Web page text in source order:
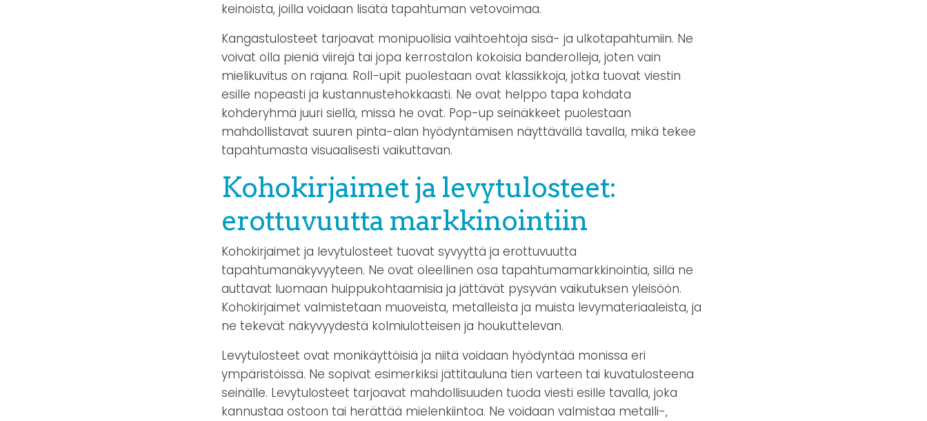
keinoista, joilla voidaan lisätä tapahtuman vetovoimaa.
Kangastulosteet tarjoavat monipuolisia vaihtoehtoja sisä- ja ulkotapahtumiin. Ne
voivat olla pieniä viirejä tai jopa kerrostalon kokoisia banderolleja, joten vain
mielikuvitus on rajana. Roll-upit puolestaan ovat klassikkoja, jotka tuovat viestin
esille nopeasti ja kustannustehokkaasti. Ne ovat helppo tapa kohdata
kohderyhmä juuri siellä, missä he ovat. Pop-up seinäkkeet puolestaan
mahdollistavat suuren pinta-alan hyödyntämisen näyttävällä tavalla, mikä tekee
tapahtumasta visuaalisesti vaikuttavan.
Kohokirjaimet ja levytulosteet:
erottuvuutta markkinointiin
Kohokirjaimet ja levytulosteet tuovat syvyyttä ja erottuvuutta
tapahtumanäkyvyyteen. Ne ovat oleellinen osa tapahtumamarkkinointia, sillä ne
auttavat luomaan huippukohtaamisia ja jättävät pysyvän vaikutuksen yleisöön.
Kohokirjaimet valmistetaan muoveista, metalleista ja muista levymateriaaleista, ja
ne tekevät näkyvyydestä kolmiulotteisen ja houkuttelevan.
Levytulosteet ovat monikäyttöisiä ja niitä voidaan hyödyntää monissa eri
ympäristöissä. Ne sopivat esimerkiksi jättitauluna tien varteen tai kuvatulosteena
seinälle. Levytulosteet tarjoavat mahdollisuuden tuoda viesti esille tavalla, joka
kannustaa ostoon tai herättää mielenkiintoa. Ne voidaan valmistaa metalli-,